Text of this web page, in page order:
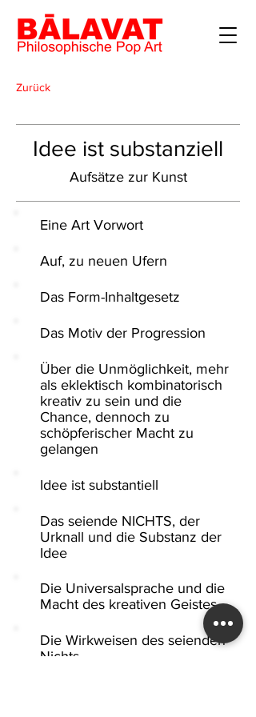
Zurück
Idee ist substanziell
Aufsätze zur Kunst
Eine Art Vorwort
Auf, zu neuen Ufern
Das Form-Inhaltgesetz
Das Motiv der Progression
Über die Unmöglichkeit, mehr
als eklektisch kombinatorisch
kreativ zu sein und die
Chance, dennoch zu
schöpferischer Macht zu
gelangen
Idee ist substantiell
Das seiende NICHTS, der
Urknall und die Substanz der
Idee
Die Universalsprache und die
Macht des kreativen Geistes
Die Wirkweisen des seienden
Nichts